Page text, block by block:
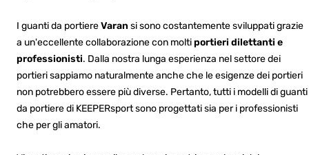
I guanti da portiereVaran si sono costantemente sviluppati grazie
a un'eccellente collaborazione con moltiportieri dilettanti e
professionisti. Dalla nostra lunga esperienza nel settore dei
portieri sappiamo naturalmente anche che le esigenze dei portieri
non potrebbero essere più diverse. Pertanto, tutti i modelli di guanti
da portiere di KEEPERsport sono progettati sia per i professionisti
che per gli amatori.